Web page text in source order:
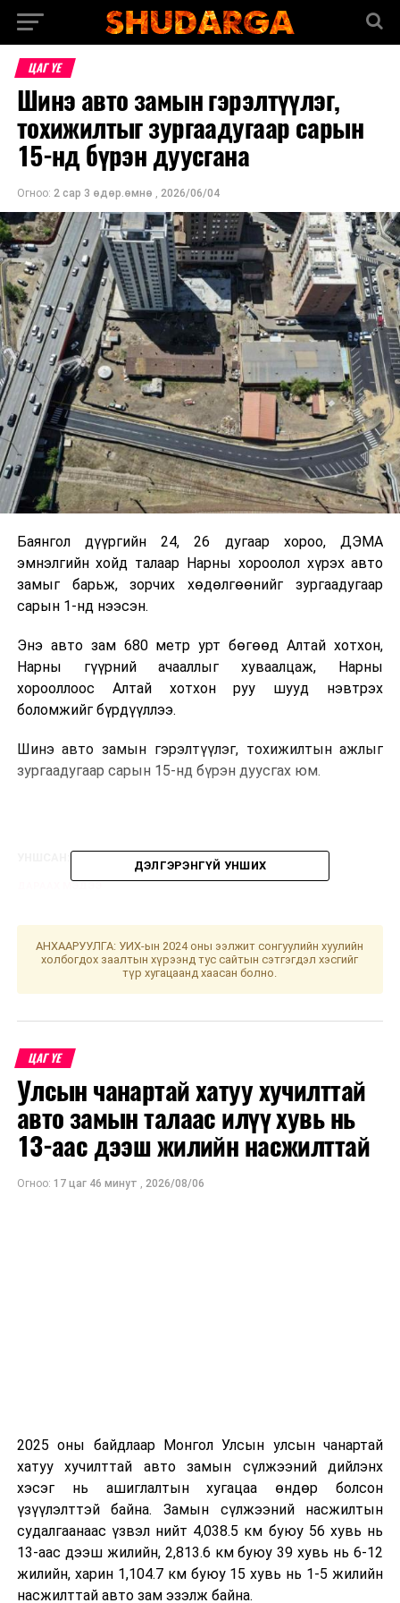
ЦАГ ҮЕ
Шинэ авто замын гэрэлтүүлэг,
тохижилтыг зургаадугаар сарын
15-нд бүрэн дуусгана
Огноо: 2 сар 3 өдөр.өмнө , 2026/06/04
Баянгол дүүргийн 24, 26 дугаар хороо, ДЭМА
эмнэлгийн хойд талаар Нарны хороолол хүрэх авто
замыг барьж, зорчих хөдөлгөөнийг зургаадугаар
сарын 1-нд нээсэн.
Энэ авто зам 680 метр урт бөгөөд Алтай хотхон,
Нарны гүүрний ачааллыг хуваалцаж, Нарны
хорооллоос Алтай хотхон руу шууд нэвтрэх
боломжийг бүрдүүллээ.
Шинэ авто замын гэрэлтүүлэг, тохижилтын ажлыг
зургаадугаар сарын 15-нд бүрэн дуусгах юм.
Нийслэлийн нэг цэгийн үйлчилгээний төв болон 21
аймагт 1072 хувьцааг өвлүүлнэ
ДЭЛГЭРЭНГҮЙ УНШИХ
АНХААРУУЛГА: УИХ-ын 2024 оны ээлжит сонгуулийн хуулийн
холбогдох заалтын хүрээнд тус сайтын сэтгэгдэл хэсгийг
түр хугацаанд хаасан болно.
ЦАГ ҮЕ
Улсын чанартай хатуу хучилттай
авто замын талаас илүү хувь нь
13-аас дээш жилийн насжилттай
Огноо: 17 цаг 46 минут , 2026/08/06
2025 оны байдлаар Монгол Улсын улсын чанартай
хатуу хучилттай авто замын сүлжээний дийлэнх
хэсэг нь ашиглалтын хугацаа өндөр болсон
үзүүлэлттэй байна. Замын сүлжээний насжилтын
судалгаанаас үзвэл нийт 4,038.5 км буюу 56 хувь нь
13-аас дээш жилийн, 2,813.6 км буюу 39 хувь нь 6-12
жилийн, харин 1,104.7 км буюу 15 хувь нь 1-5 жилийн
насжилттай авто зам эзэлж байна.